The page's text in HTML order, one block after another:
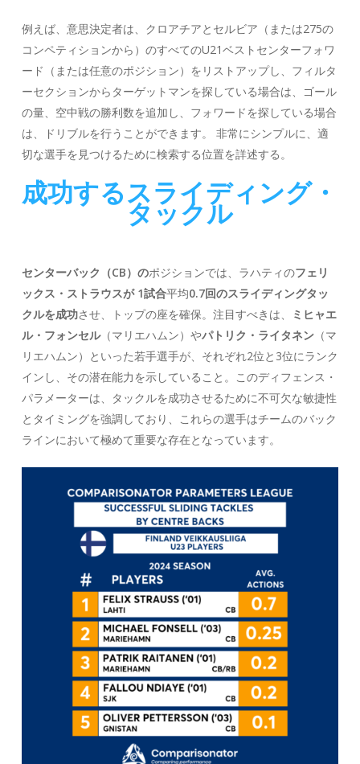
例えば、意思決定者は、クロアチアとセルビア（または275の
コンペティションから）のすべてのU21ベストセンターフォワ
ード（または任意のポジション）をリストアップし、フィルタ
ーセクションからターゲットマンを探している場合は、ゴール
の量、空中戦の勝利数を追加し、フォワードを探している場合
は、ドリブルを行うことができます。 非常にシンプルに、適
切な選手を見つけるために検索する位置を詳述する。
成功するスライディング・
タックル
センターバック（CB）のポジションでは、ラハティのフェリ
ックス・ストラウスが 1試合平均0.7回のスライディングタッ
クルを成功させ、トップの座を確保。注目すべきは、
ミヒャエ
ル・フォンセル（マリエハムン）やパトリク・ライタネン（マ
リエハムン）といった若手選手が、それぞれ2位と3位にランク
インし、その潜在能力を示していること。このディフェンス・
パラメーターは、タックルを成功させるために不可欠な敏捷性
とタイミングを強調しており、これらの選手はチームのバック
ラインにおいて極めて重要な存在となっています。